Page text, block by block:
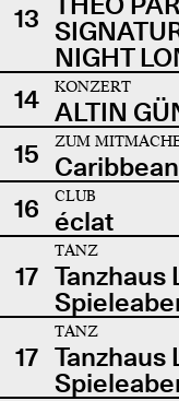
13
NIGHT
14
KONZERT
ALTIN
15
ZUM
16
CLUB
éclat
17
TANZ
Tanzhaus
17
TANZ
Tanzhaus